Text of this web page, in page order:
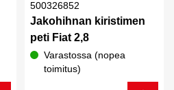
500326852
Jakohihnan kiristimen
peti Fiat 2,8
Varastossa (nopea
toimitus)